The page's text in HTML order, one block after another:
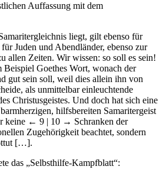
Auffassung mit dem
liegt, gilt ebenso für
Juden und Abendländer, ebenso zur
allen Zeiten. Wir wissen: so soll es sein!
Beispiel Goethes Wort, wonach der
gut sein soll, weil dies allein ihn von
als unmittelbar einleuchtende
Christusgeistes. Und doch hat sich eine
hilfsbereiten Samaritergeist
keine ← 9 | 10 → Schranken der
Zugehörigkeit beachtet, sondern
[…].
das „Selbsthilfe-Kampfblatt“: